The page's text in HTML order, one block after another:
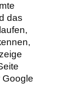
das
Google